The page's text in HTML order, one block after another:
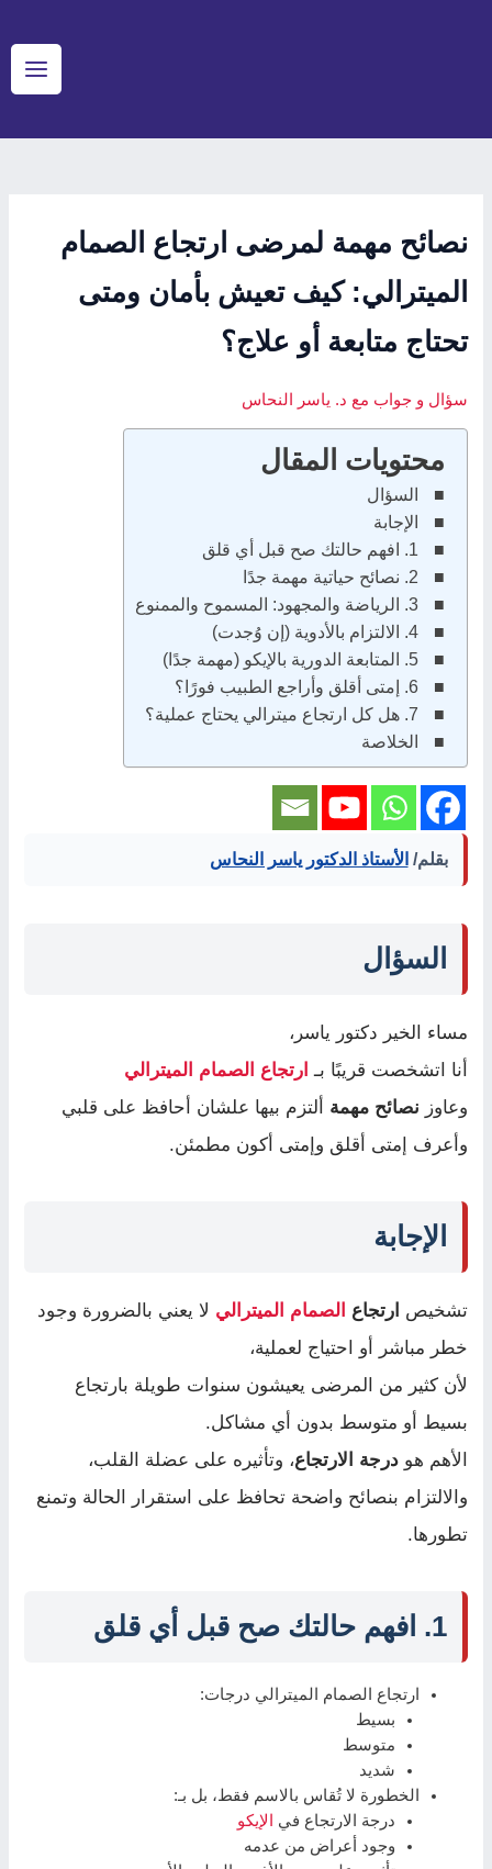
نصائح مهمة لمرضى ارتجاع الصمام
الميترالي: كيف تعيش بأمان ومتى
تحتاج متابعة أو علاج؟
سؤال و جواب مع د. ياسر النحاس
محتويات المقال
السؤال
الإجابة
1. افهم حالتك صح قبل أي قلق
2. نصائح حياتية مهمة جدًا
3. الرياضة والمجهود: المسموح والممنوع
4. الالتزام بالأدوية (إن وُجدت)
5. المتابعة الدورية بالإيكو (مهمة جدًا)
6. إمتى أقلق وأراجع الطبيب فورًا؟
7. هل كل ارتجاع ميترالي يحتاج عملية؟
الخلاصة
بقلم/ الأستاذ الدكتور ياسر النحاس
السؤال
مساء الخير دكتور ياسر،
أنا اتشخصت قريبًا بـ ارتجاع الصمام الميترالي
وعاوز نصائح مهمة ألتزم بيها علشان أحافظ على قلبي
وأعرف إمتى أقلق وإمتى أكون مطمئن.
الإجابة
تشخيص ارتجاع الصمام الميترالي لا يعني بالضرورة وجود
خطر مباشر أو احتياج لعملية،
لأن كثير من المرضى يعيشون سنوات طويلة بارتجاع
بسيط أو متوسط بدون أي مشاكل.
الأهم هودرجة الارتجاع، وتأثيره على عضلة القلب،
والالتزام بنصائح واضحة تحافظ على استقرار الحالة وتمنع
تطورها.
1. افهم حالتك صح قبل أي قلق
ارتجاع الصمام الميترالي درجات:
بسيط
متوسط
شديد
الخطورة لا تُقاس بالاسم فقط، بل بـ:
درجة الارتجاع في
الإيكو
وجود أعراض من عدمه